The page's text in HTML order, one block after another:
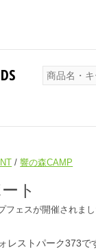
/響の森CAMP
ト
フェスが開催されま
レストパーク373で